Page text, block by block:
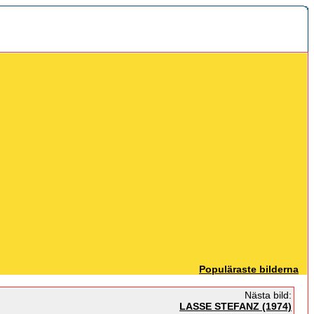
Populäraste bilderna
Nästa bild:
LASSE STEFANZ (1974)